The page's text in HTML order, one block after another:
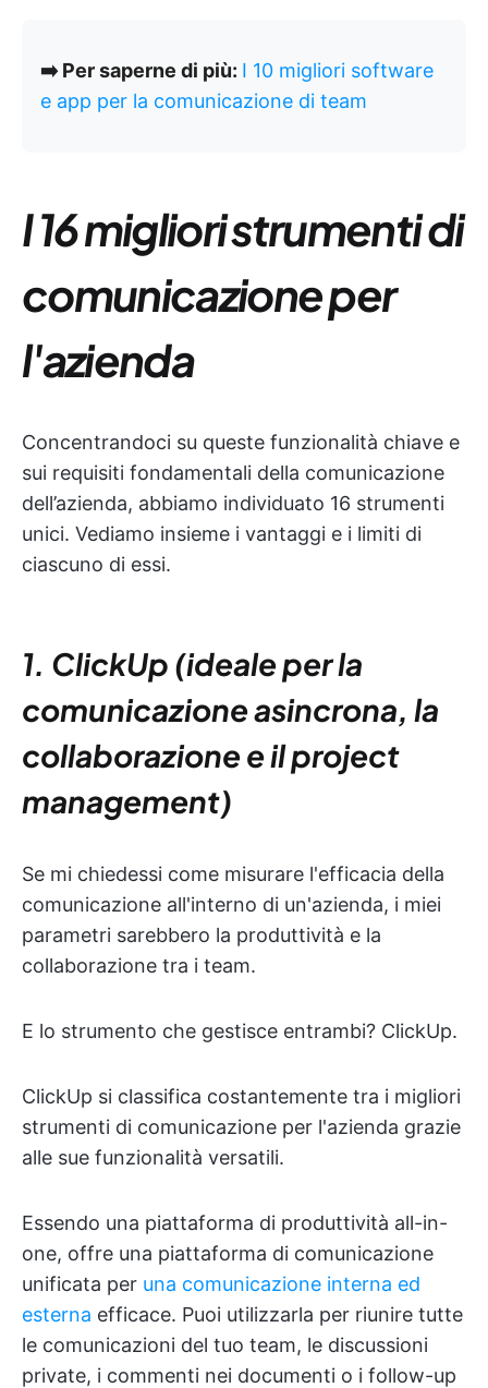
➡️ Per saperne di più: I 10 migliori software
e app per la comunicazione di team
I 16 migliori strumenti di
comunicazione per
l'azienda
Concentrandoci su queste funzionalità chiave e
sui requisiti fondamentali della comunicazione
dell’azienda, abbiamo individuato 16 strumenti
unici. Vediamo insieme i vantaggi e i limiti di
ciascuno di essi.
1. ClickUp (ideale per la
comunicazione asincrona, la
collaborazione e il project
management)
Se mi chiedessi come misurare l'efficacia della
comunicazione all'interno di un'azienda, i miei
parametri sarebbero la produttività e la
collaborazione tra i team.
E lo strumento che gestisce entrambi? ClickUp.
ClickUp si classifica costantemente tra i migliori
strumenti di comunicazione per l'azienda grazie
alle sue funzionalità versatili.
Essendo una piattaforma di produttività all-in-
one, offre una piattaforma di comunicazione
unificata per una comunicazione interna ed
esterna efficace. Puoi utilizzarla per riunire tutte
le comunicazioni del tuo team, le discussioni
private, i commenti nei documenti o i follow-up